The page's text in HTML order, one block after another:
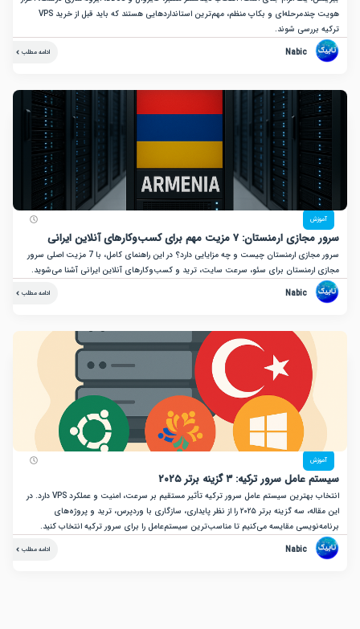
هویت چندمرحله‌ای و بکاپ منظم، مهم‌ترین استانداردهایی هستند که باید قبل از خرید VPS
شوند.
Nabic
۷ مزیت مهم برای کسب‌وکارهای آنلاین ایرانی
سرور مجازی ارمنستان چیست و چه مزایایی دارد؟ در این راهنمای کامل، با 7 مزیت اصلی سرور
برای سئو، سرعت سایت، ترید و کسب‌وکارهای آنلاین ایرانی آشنا می‌شوید.
Nabic
سرور ترکیه: ۳ گزینه برتر ۲۰۲۵
انتخاب بهترین سیستم عامل سرور ترکیه تأثیر مستقیم بر سرعت، امنیت و عملکرد VPS دارد. در
این مقاله، سه گزینه برتر ۲۰۲۵ را از نظر پایداری، سازگاری با وردپرس، ترید و پروژه‌های
مقایسه می‌کنیم تا مناسب‌ترین سیستم‌عامل را برای سرور ترکیه انتخاب کنید.
Nabic